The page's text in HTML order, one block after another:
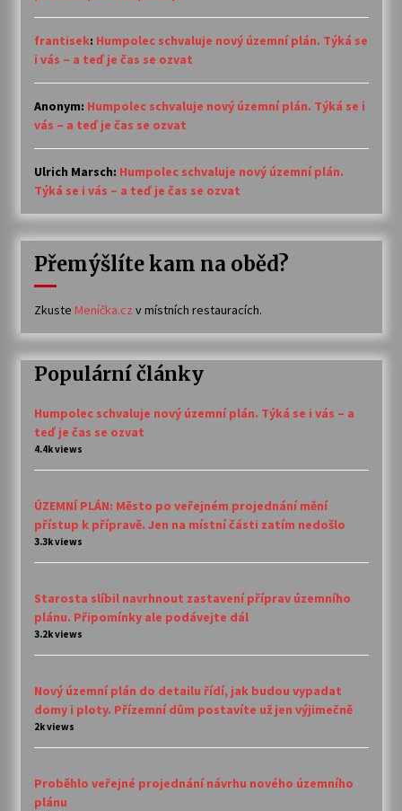
frantisek: Humpolec schvaluje nový územní plán. Týká se
i vás – a teď je čas se ozvat
Anonym: Humpolec schvaluje nový územní plán. Týká se i
vás – a teď je čas se ozvat
Ulrich Marsch: Humpolec schvaluje nový územní plán.
Týká se i vás – a teď je čas se ozvat
Přemýšlíte kam na oběd?
Zkuste Meníčka.cz v místních restauracích.
Populární články
Humpolec schvaluje nový územní plán. Týká se i vás – a
teď je čas se ozvat
4.4k views
ÚZEMNÍ PLÁN: Město po veřejném projednání mění
přístup k přípravě. Jen na místní části zatím nedošlo
3.3k views
Starosta slíbil navrhnout zastavení příprav územního
plánu. Připomínky ale podávejte dál
3.2k views
Nový územní plán do detailu řídí, jak budou vypadat
domy i ploty. Přízemní dům postavíte už jen výjimečně
2k views
Proběhlo veřejné projednání návrhu nového územního
plánu